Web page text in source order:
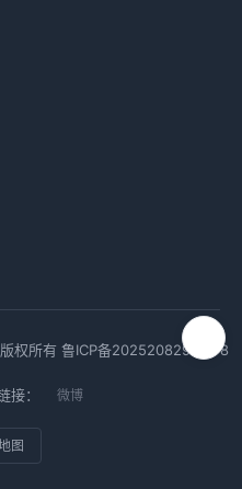
权所有 鲁ICP备2025208294号-8
接： 微博
图